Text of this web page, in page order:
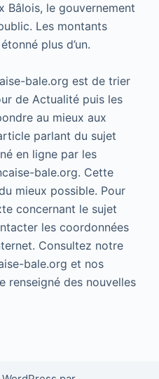
Bâlois, le gouvernement
Les montants
plus d’un.
bale.org est de trier
de Actualité puis les
au mieux aux
parlant du sujet
en ligne par les
bale.org. Cette
mieux possible. Pour
concernant le sujet
les coordonnées
Consultez notre
bale.org et nos
renseigné des nouvelles